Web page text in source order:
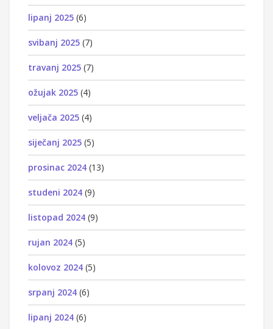
lipanj 2025 (6)
svibanj 2025 (7)
travanj 2025 (7)
ožujak 2025 (4)
veljača 2025 (4)
siječanj 2025 (5)
prosinac 2024 (13)
studeni 2024 (9)
listopad 2024 (9)
rujan 2024 (5)
kolovoz 2024 (5)
srpanj 2024 (6)
lipanj 2024 (6)